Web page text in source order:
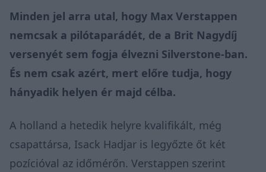
Minden jel arra utal, hogy Max Verstappen
nemcsak a pilótaparádét, de a Brit Nagydíj
versenyét sem fogja élvezni Silverstone-ban.
És nem csak azért, mert előre tudja, hogy
hányadik helyen ér majd célba.
A holland a hetedik helyre kvalifikált, még
csapattársa, Isack Hadjar is legyőzte őt két
pozícióval az időmérőn. Verstappen szerint